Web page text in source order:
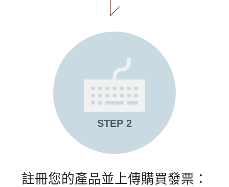
STEP 2
註冊您的產品並上傳購買發票：